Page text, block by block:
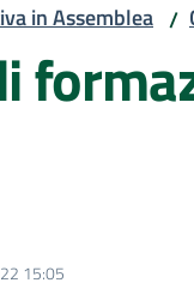
in Assemblea /
15:05